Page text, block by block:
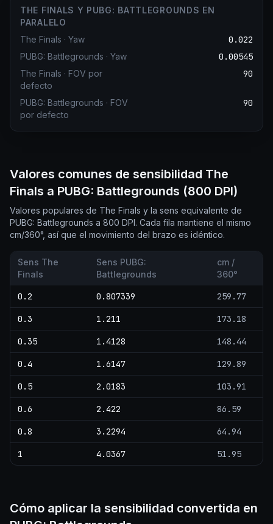
THE FINALS Y PUBG: BATTLEGROUNDS EN
PARALELO
The Finals · Yaw 0.022
PUBG: Battlegrounds · Yaw 0.00545
The Finals · FOV por
defecto
90
PUBG: Battlegrounds · FOV
por defecto
90
Valores comunes de sensibilidad The
Finals a PUBG: Battlegrounds (800 DPI)
Valores populares de The Finals y la sens equivalente de
PUBG: Battlegrounds a 800 DPI. Cada fila mantiene el mismo
cm/360°, así que el movimiento del brazo es idéntico.
Sens The
Finals
Sens PUBG:
Battlegrounds
cm /
360°
0.2 0.807339 259.77
0.3 1.211 173.18
0.35 1.4128 148.44
0.4 1.6147 129.89
0.5 2.0183 103.91
0.6 2.422 86.59
0.8 3.2294 64.94
1 4.0367 51.95
Cómo aplicar la sensibilidad convertida en